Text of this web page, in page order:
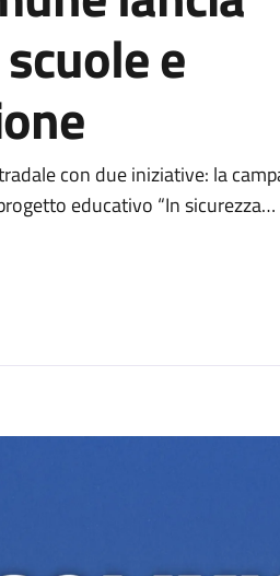
e
con due iniziative: la
educativo “In sicurezza…